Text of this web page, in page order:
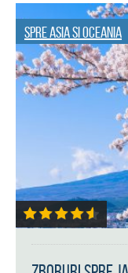
Spre Asia si Oceania